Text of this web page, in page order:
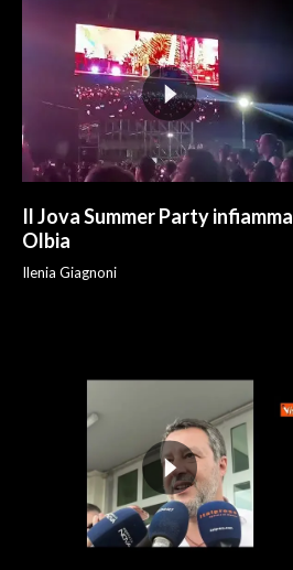
Il Jova Summer Party infiamma
Olbia
Ilenia Giagnoni